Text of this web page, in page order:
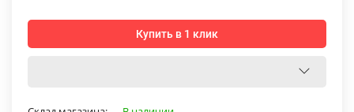
Купить в 1 клик